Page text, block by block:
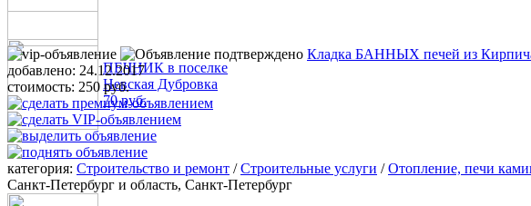
ПЕЧНИК в поселке
Невская Дубровка
70 руб.
Кладка БАННЫХ печей из
добавлено: 24.12.2017
стоимость: 250 руб.
категория: Строительство и ремонт /Строительные услуги /Отопление, печи
Санкт-Петербург и область, Санкт-Петербург